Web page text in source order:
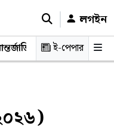
লগইন
অর্থনীতি
ই-পেপার